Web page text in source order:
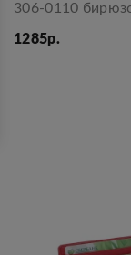
306-0110
1285р.